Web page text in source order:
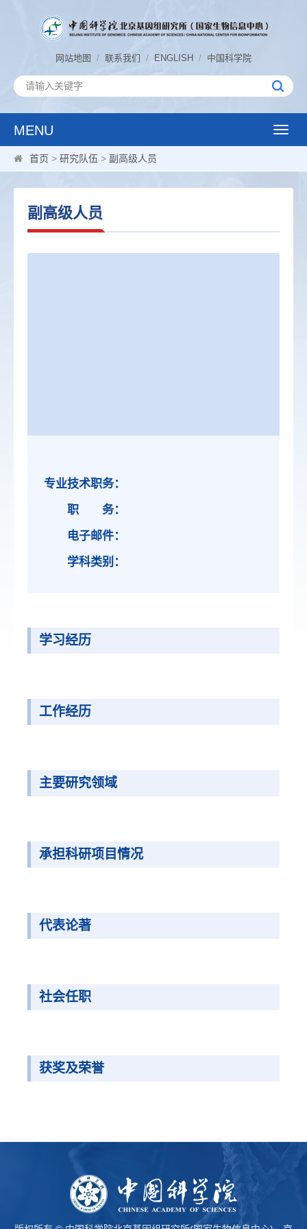
网站地图 / 联系我们 / ENGLISH / 中国科学院
MENU
Toggle
首页 > 研究队伍 > 副高级人员
副高级人员
专业技术职务：
职 务：
电子邮件：
学科类别：
学习经历
工作经历
主要研究领域
承担科研项目情况
代表论著
社会任职
获奖及荣誉